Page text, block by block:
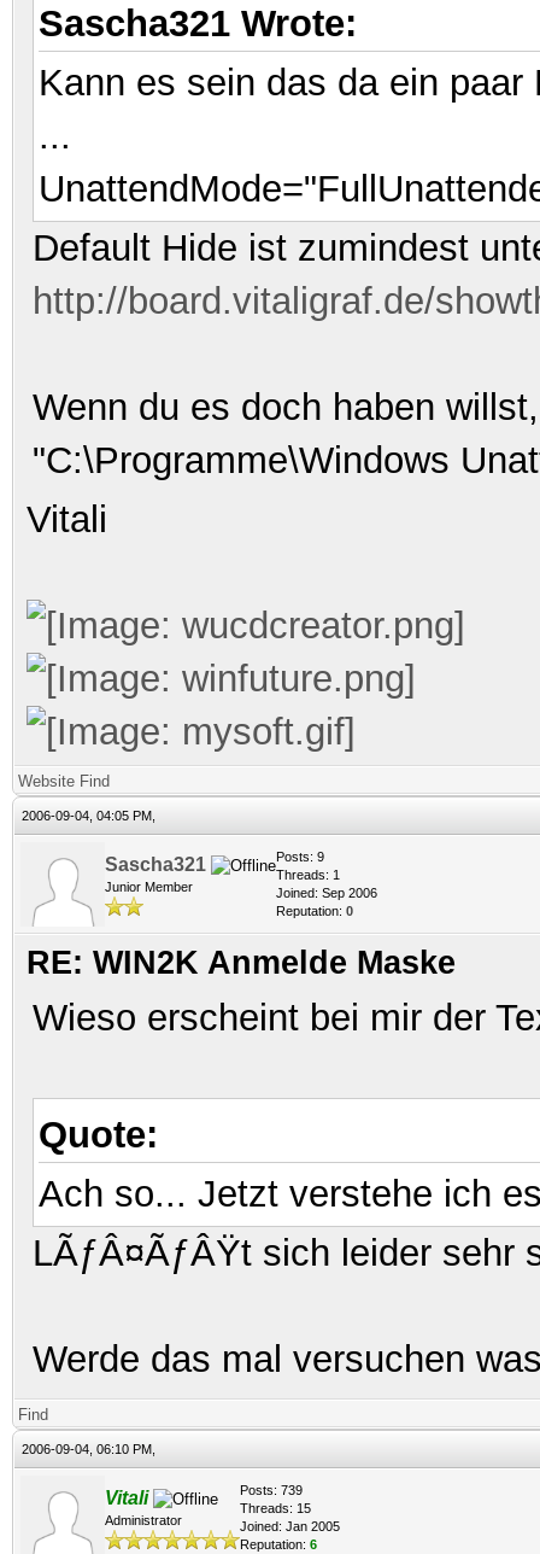
Sascha321 Wrote:
Kann es sein das da ein
...
UnattendMode="
Default Hide ist zumindest
http://board.vitaligraf.de/
Wenn du es doch haben
"C:\Programme\Windows
Vitali
Website Find
2006-09-04, 04:05 PM,
Sascha321
Junior Member
Posts: 9
Threads: 1
Joined: Sep 2006
Reputation: 0
RE: WIN2K Anmelde Maske
Wieso erscheint bei mir der
Quote:
Ach so... Jetzt verstehe ich
LÃƒÂ¤ÃƒÂŸt sich leider sehr
Werde das mal versuchen
Find
2006-09-04, 06:10 PM,
Vitali
Administrator
Posts: 739
Threads: 15
Joined: Jan 2005
Reputation: 6